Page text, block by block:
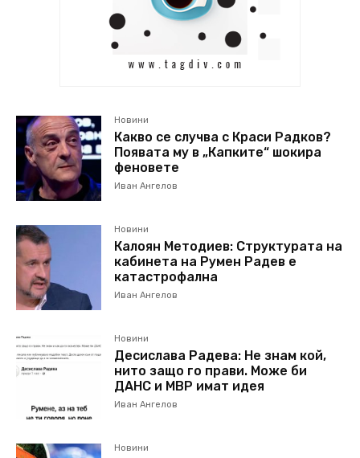
Новини
Какво се случва с Краси Радков?
Появата му в „Капките“ шокира
феновете
Иван Ангелов
Новини
Калоян Методиев: Структурата на
кабинета на Румен Радев е
катастрофална
Иван Ангелов
Новини
Десислава Радева: Не знам кой,
нито защо го прави. Може би
ДАНС и МВР имат идея
Иван Ангелов
Новини